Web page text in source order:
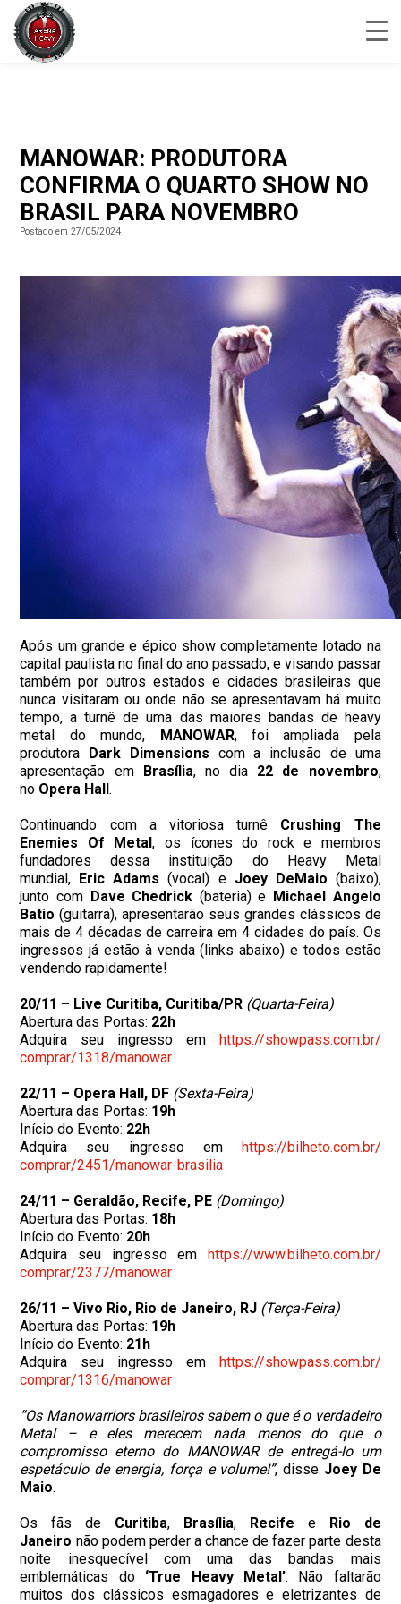
MANOWAR: PRODUTORA
CONFIRMA O QUARTO SHOW NO
BRASIL PARA NOVEMBRO
Postado em 27/05/2024
Após um grande e épico show completamente lotado na
capital paulista no final do ano passado, e visando passar
também por outros estados e cidades brasileiras que
nunca visitaram ou onde não se apresentavam há muito
tempo, a turnê de uma das maiores bandas de heavy
metal do mundo, MANOWAR, foi ampliada pela
produtora Dark Dimensions com a inclusão de uma
apresentação em Brasília, no dia 22 de novembro,
no Opera Hall.
Continuando com a vitoriosa turnê Crushing The
Enemies Of Metal, os ícones do rock e membros
fundadores dessa instituição do Heavy Metal
mundial, Eric Adams (vocal) e Joey DeMaio (baixo),
junto com Dave Chedrick (bateria) e Michael Angelo
Batio (guitarra), apresentarão seus grandes clássicos de
mais de 4 décadas de carreira em 4 cidades do país. Os
ingressos já estão à venda (links abaixo) e todos estão
vendendo rapidamente!
20/11 – Live Curitiba, Curitiba/PR (Quarta-Feira)
Abertura das Portas: 22h
Adquira seu ingresso em https://showpass.com.br/
comprar/1318/manowar
22/11 – Opera Hall, DF (Sexta-Feira)
Abertura das Portas: 19h
Início do Evento: 22h
Adquira seu ingresso em https://bilheto.com.br/
comprar/2451/manowar-brasilia
24/11 – Geraldão, Recife, PE (Domingo)
Abertura das Portas: 18h
Início do Evento: 20h
Adquira seu ingresso em https://www.bilheto.com.br/
comprar/2377/manowar
26/11 – Vivo Rio, Rio de Janeiro, RJ (Terça-Feira)
Abertura das Portas: 19h
Início do Evento: 21h
Adquira seu ingresso em https://showpass.com.br/
comprar/1316/manowar
“Os Manowarriors brasileiros sabem o que é o verdadeiro
Metal – e eles merecem nada menos do que o
compromisso eterno do MANOWAR de entregá-lo um
espetáculo de energia, força e volume!”, disse Joey De
Maio.
Os fãs de Curitiba, Brasília, Recife e Rio de
Janeiro não podem perder a chance de fazer parte desta
noite inesquecível com uma das bandas mais
emblemáticas do ‘True Heavy Metal’. Não faltarão
muitos dos clássicos esmagadores e eletrizantes de